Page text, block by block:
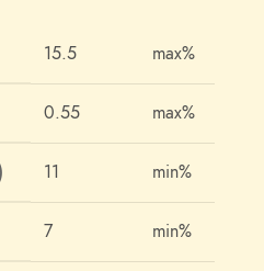
15.5 max%
0.55 max%
11 min%
7 min%